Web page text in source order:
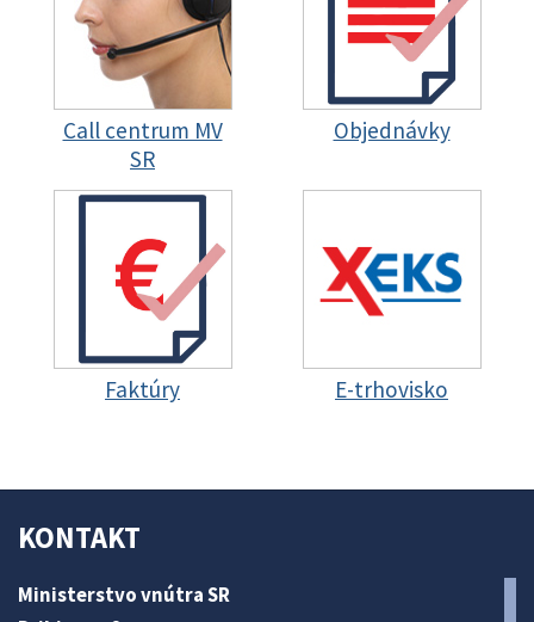
Call centrum MV
SR
Objednávky
Faktúry E-trhovisko
KONTAKT
Ministerstvo vnútra SR